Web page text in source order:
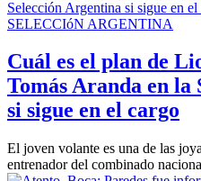
SELECCIóN ARGENTINA
Cuál es el plan de
Tomás Aranda en la
si sigue en el cargo
El joven volante es una de las
entrenador del combinado